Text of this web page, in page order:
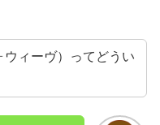
ウィーヴ）ってどうい